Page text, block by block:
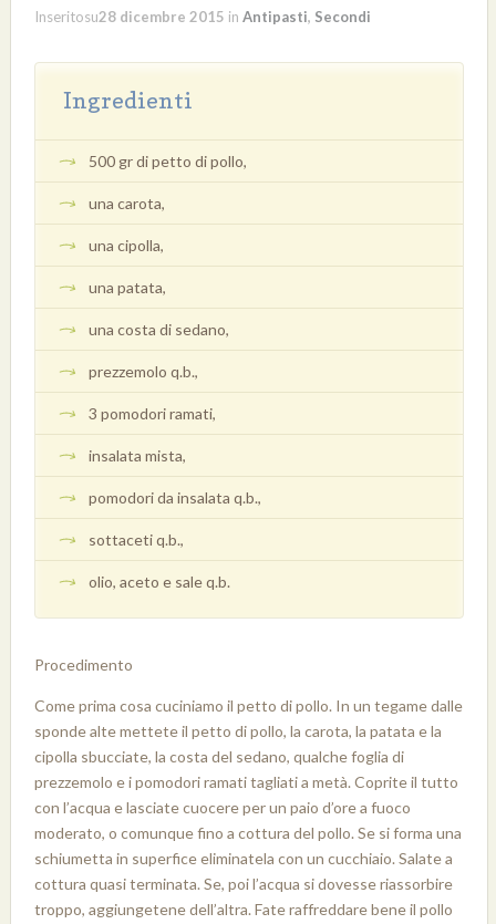
Inseritosu28 dicembre 2015 inAntipasti, Secondi
Ingredienti
500 gr di petto di pollo,
una carota,
una cipolla,
una patata,
una costa di sedano,
prezzemolo q.b.,
3 pomodori ramati,
insalata mista,
pomodori da insalata q.b.,
sottaceti q.b.,
olio, aceto e sale q.b.
Procedimento
Come prima cosa cuciniamo il petto di pollo. In un tegame dalle
sponde alte mettete il petto di pollo, la carota, la patata e la
cipolla sbucciate, la costa del sedano, qualche foglia di
prezzemolo e i pomodori ramati tagliati a metà. Coprite il tutto
con l’acqua e lasciate cuocere per un paio d’ore a fuoco
moderato, o comunque fino a cottura del pollo. Se si forma una
schiumetta in superfice eliminatela con un cucchiaio. Salate a
cottura quasi terminata. Se, poi l’acqua si dovesse riassorbire
troppo, aggiungetene dell’altra. Fate raffreddare bene il pollo